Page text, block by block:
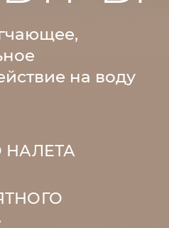
на воду
НАЛЕТА